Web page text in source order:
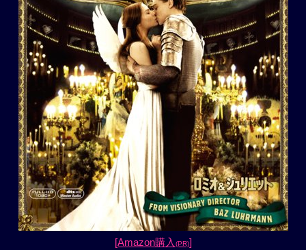
[Amazon購入 (PR)]